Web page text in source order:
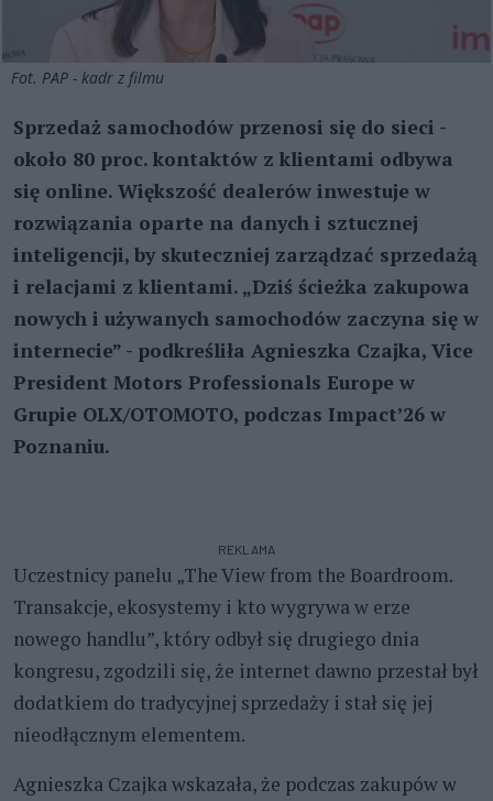
Fot. PAP - kadr z filmu
Sprzedaż samochodów przenosi się do sieci -
około 80 proc. kontaktów z klientami odbywa
się online. Większość dealerów inwestuje w
rozwiązania oparte na danych i sztucznej
inteligencji, by skuteczniej zarządzać sprzedażą
i relacjami z klientami. „Dziś ścieżka zakupowa
nowych i używanych samochodów zaczyna się w
internecie” - podkreśliła Agnieszka Czajka, Vice
President Motors Professionals Europe w
Grupie OLX/OTOMOTO, podczas Impact’26 w
Poznaniu.
REKLAMA
Uczestnicy panelu „The View from the Boardroom.
Transakcje, ekosystemy i kto wygrywa w erze
nowego handlu”, który odbył się drugiego dnia
kongresu, zgodzili się, że internet dawno przestał był
dodatkiem do tradycyjnej sprzedaży i stał się jej
nieodłącznym elementem.
Agnieszka Czajka wskazała, że podczas zakupów w